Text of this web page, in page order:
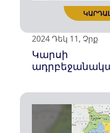
2024 Դեկ 11, Չրք
Կարսի